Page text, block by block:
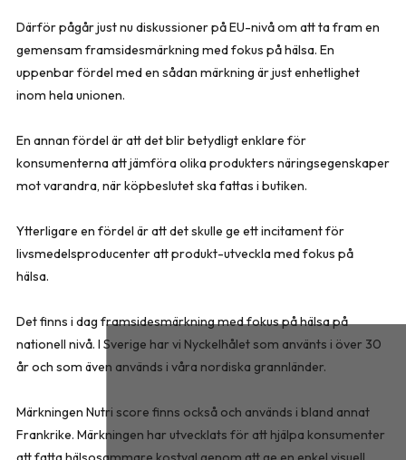
Därför pågår just nu diskussioner på EU-nivå om att ta fram en
gemensam framsidesmärkning med fokus på hälsa. En
uppenbar fördel med en sådan märkning är just enhetlighet
inom hela unionen.
En annan fördel är att det blir betydligt enklare för
konsumenterna att jämföra olika produkters näringsegenskaper
mot varandra, när köpbeslutet ska fattas i butiken.
Ytterligare en fördel är att det skulle ge ett incitament för
livsmedelsproducenter att produkt-utveckla med fokus på
hälsa.
Det finns i dag framsidesmärkning med fokus på hälsa på
nationell nivå. I Sverige har vi Nyckelhålet som använts i över 30
år och som även används i våra nordiska grannländer.
Märkningen Nutri score finns också och används i bland annat
Frankrike. Märkningen har utvecklats för att hjälpa konsumenter